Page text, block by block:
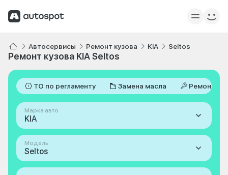
Автосервисы Ремонт кузова KIA Seltos
Ремонт кузова KIA Seltos
ТО по регламенту Замена масла Ремонт
Марка авто
KIA
Модель
Seltos